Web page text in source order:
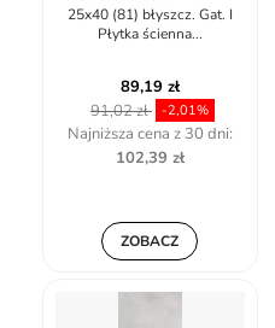
25x40 (81) błyszcz. Gat. I
Płytka ścienna...
89,19 zł
91,02 zł
-2,01%
Najniższa cena z 30 dni:
102,39 zł
ZOBACZ